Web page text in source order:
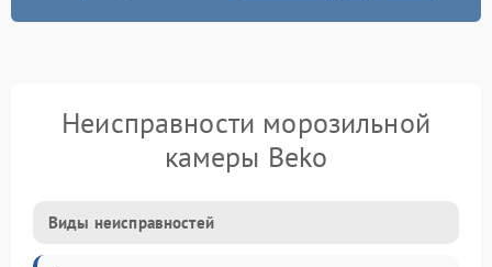
Неисправности морозильной
камеры Beko
Виды неисправностей